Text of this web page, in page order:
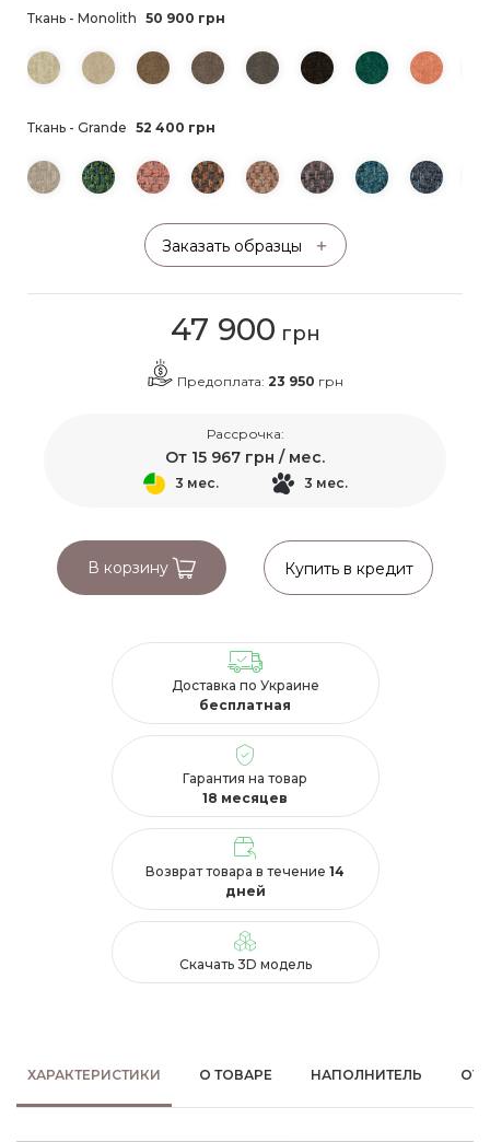
Доставка по Украине
бесплатная
Гарантия на товар
18 месяцев
Возврат товара в течение 14
дней
Скачать 3D модель
Ткань - Monolith 50 900 грн
Ткань - Grande 52 400 грн
Заказать образцы
47 900 грн
Предоплата: 23 950 грн
Рассрочка:
От 15 967 грн / мес.
3 мес. 3 мес.
В корзину Купить в кредит
ХАРАКТЕРИСТИКИ О ТОВАРЕ НАПОЛНИТЕЛЬ